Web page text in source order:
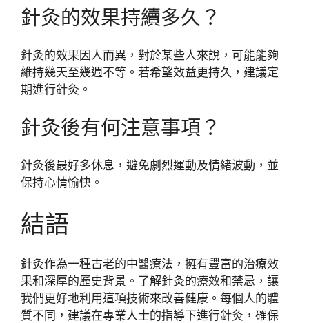
針灸的效果持續多久？
針灸的效果因人而異，對於某些人來說，可能能夠
維持幾天至幾週不等。若希望效益更持久，建議定
期進行針灸。
針灸後有何注意事項？
針灸後最好多休息，避免劇烈運動及情緒波動，並
保持心情愉快。
結語
針灸作為一種古老的中醫療法，擁有豐富的治療效
果和深厚的歷史背景。了解針灸的療效和禁忌，讓
我們更好地利用這項技術來改善健康。每個人的體
質不同，建議在專業人士的指導下進行針灸，確保